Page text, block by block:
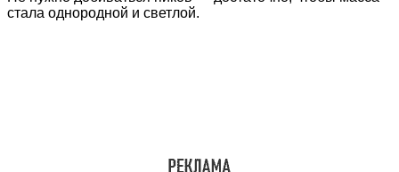
стала однородной и светлой.